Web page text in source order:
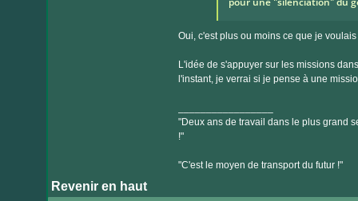
Oui, c'est plus ou moins ce que je
L'idée de s'appuyer sur les missions
l'instant, je verrai si je pense à une
"Deux ans de travail dans le plus grand
!"
"C'est le moyen de transport du futur !"
Revenir en haut